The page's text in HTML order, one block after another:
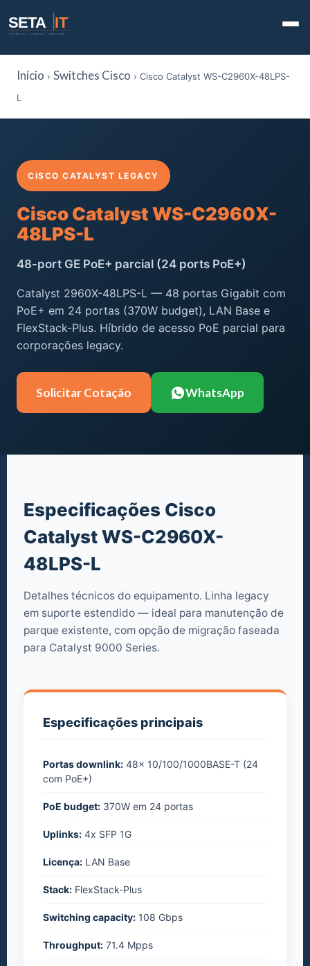
SETA IT
TECHNOLOGY · STRATEGY · INNOVATION
Início › Switches Cisco › Cisco Catalyst WS-C2960X-48LPS-
L
CISCO CATALYST LEGACY
Cisco Catalyst WS-C2960X-
48LPS-L
48-port GE PoE+ parcial (24 ports PoE+)
Catalyst 2960X-48LPS-L — 48 portas Gigabit com
PoE+ em 24 portas (370W budget), LAN Base e
FlexStack-Plus. Híbrido de acesso PoE parcial para
corporações legacy.
Solicitar Cotação WhatsApp
Especificações Cisco
Catalyst WS-C2960X-
48LPS-L
Detalhes técnicos do equipamento. Linha legacy
em suporte estendido — ideal para manutenção de
parque existente, com opção de migração faseada
para Catalyst 9000 Series.
Especificações principais
Portas downlink: 48x 10/100/1000BASE-T (24
com PoE+)
PoE budget: 370W em 24 portas
Uplinks: 4x SFP 1G
Licença: LAN Base
Stack: FlexStack-Plus
Switching capacity: 108 Gbps
Throughput: 71.4 Mpps